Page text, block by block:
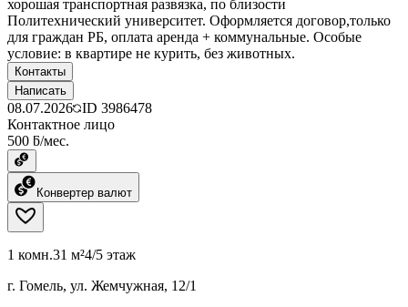
хорошая транспортная развязка, по близости
Политехнический университет. Оформляется договор,только
для граждан РБ, оплата аренда + коммунальные. Особые
условие: в квартире не курить, без животных.
Контакты
Написать
08.07.2026 ID 3986478
Контактное лицо
500 ƃ/мес.
Конвертер валют
1 комн.31 м²4/5 этаж
г. Гомель, ул. Жемчужная, 12/1